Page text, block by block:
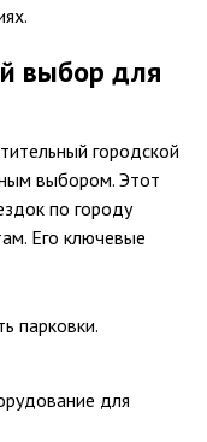
выбор для
городской
выбором. Этот
по городу
Его ключевые
парковки.
для